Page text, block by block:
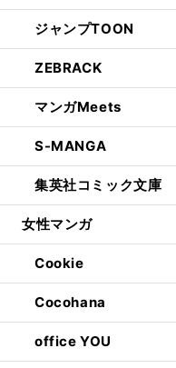
ジャンプTOON
ZEBRACK
マンガMeets
S-MANGA
集英社コミック文庫
女性マンガ
Cookie
Cocohana
office YOU